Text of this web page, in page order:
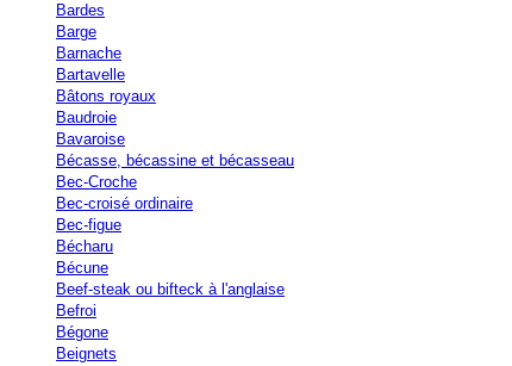
Bardes
Barge
Barnache
Bartavelle
Bâtons royaux
Baudroie
Bavaroise
Bécasse, bécassine et bécasseau
Bec-Croche
Bec-croisé ordinaire
Bec-figue
Bécharu
Bécune
Beef-steak ou bifteck à l'anglaise
Befroi
Bégone
Beignets